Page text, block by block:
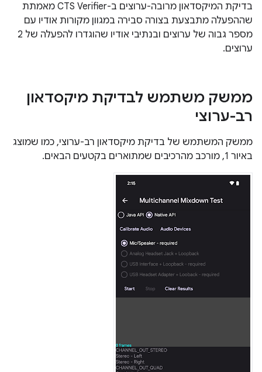
בדיקת המיקסדאון מרובה-ערוצים ב-CTS Verifier מאמתת
שההפעלה מתבצעת בצורה סבירה במגוון מקורות אודיו עם
מספר גבוה של ערוצים ובנתיבי אודיו שהוגדרו להפעלה של 2
ערוצים.
ממשק משתמש לבדיקת מיקסדאון
רב-ערוצי
ממשק המשתמש של בדיקת מיקסדאון רב-ערוצי, כמו שמוצג
באיור 1, מורכב מהרכיבים שמתוארים בקטעים הבאים.